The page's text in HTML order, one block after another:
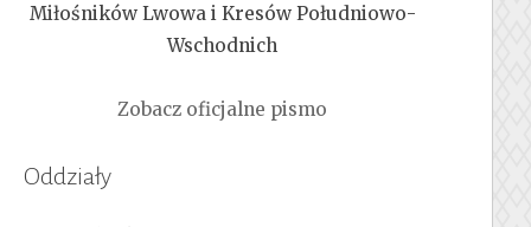
Miłośników Lwowa i Kresów Południowo-
Wschodnich
Zobacz oficjalne pismo
Oddziały